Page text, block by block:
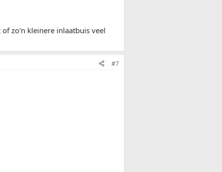
zo'n kleinere inlaatbuis veel
#7